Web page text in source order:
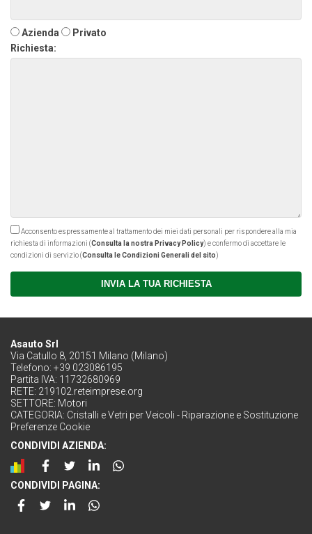
Azienda
Privato
Richiesta:
Acconsento espressamente al trattamento dei miei dati personali per rispondere alla mia
richiesta di informazioni (Consulta la nostra Privacy Policy) e confermo di accettare le
condizioni di servizio (Consulta le Condizioni Generali del sito)
INVIA LA TUA RICHIESTA
Asauto Srl
Via Catullo 8, 20151 Milano (Milano)
Telefono: +39 023086195
Partita IVA: 11732680969
RETE: 219102.reteimprese.org
SETTORE: Motori
CATEGORIA: Cristalli e Vetri per Veicoli - Riparazione e Sostituzione
Preferenze Cookie
CONDIVIDI AZIENDA:
CONDIVIDI PAGINA: